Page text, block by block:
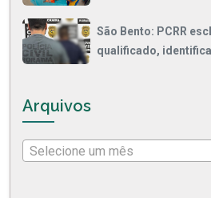
São Bento: PCRR
qualificado,
Arquivos
Selecione um mês